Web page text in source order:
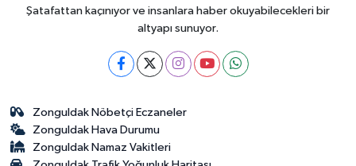
Şatafattan kaçınıyor ve insanlara haber okuyabilecekleri bir
altyapı sunuyor.
Zonguldak Nöbetçi Eczaneler
Zonguldak Hava Durumu
Zonguldak Namaz Vakitleri